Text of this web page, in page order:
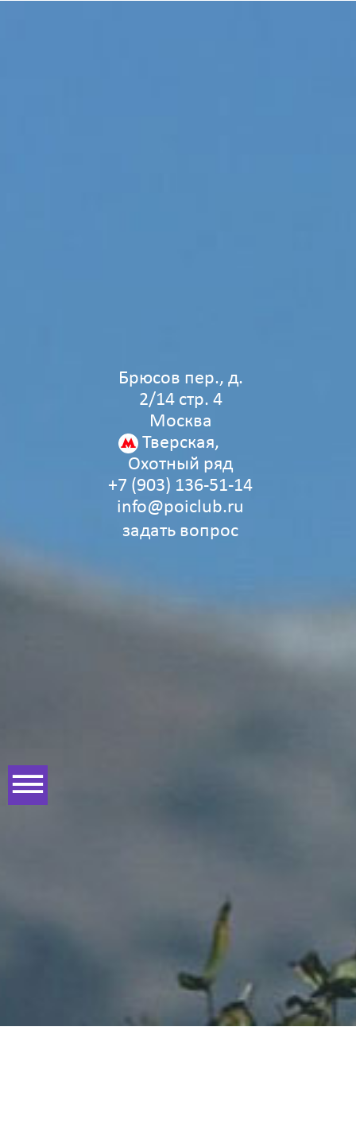
Брюсов пер., д.
2/14 стр. 4
Москва
Тверская,
Охотный ряд
+7 (903) 136‑51‑14
info@poiclub.ru
задать вопрос